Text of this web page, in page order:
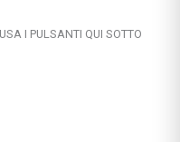
USA I PULSANTI QUI SOTTO